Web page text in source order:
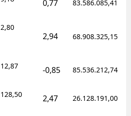
0,77 83.586.085,41
2,80
2,94 68.908.325,15
12,87 -0,85 85.536.212,74
128,50 2,47 26.128.191,00